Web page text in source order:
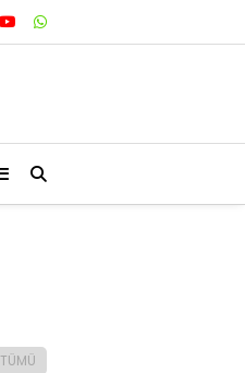
TÜMÜ